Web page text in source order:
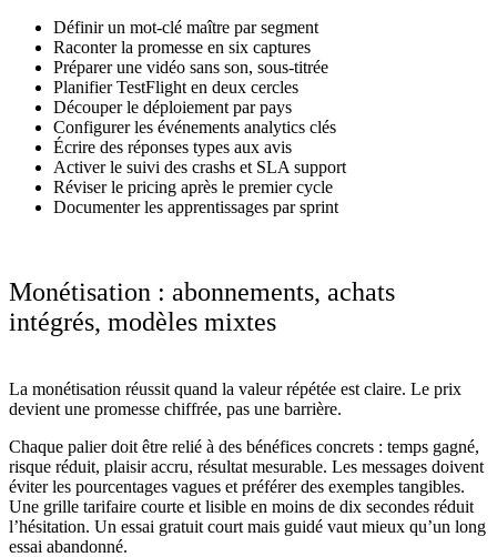
Définir un mot-clé maître par segment
Raconter la promesse en six captures
Préparer une vidéo sans son, sous-titrée
Planifier TestFlight en deux cercles
Découper le déploiement par pays
Configurer les événements analytics clés
Écrire des réponses types aux avis
Activer le suivi des crashs et SLA support
Réviser le pricing après le premier cycle
Documenter les apprentissages par sprint
Monétisation : abonnements, achats
intégrés, modèles mixtes
La monétisation réussit quand la valeur répétée est claire. Le prix
devient une promesse chiffrée, pas une barrière.
Chaque palier doit être relié à des bénéfices concrets : temps gagné,
risque réduit, plaisir accru, résultat mesurable. Les messages doivent
éviter les pourcentages vagues et préférer des exemples tangibles.
Une grille tarifaire courte et lisible en moins de dix secondes réduit
l’hésitation. Un essai gratuit court mais guidé vaut mieux qu’un long
essai abandonné.